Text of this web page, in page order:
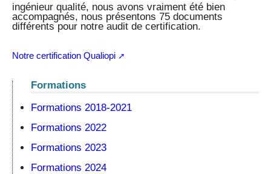
ingénieur qualité, nous avons vraiment été bien
accompagnés, nous présentons 75 documents
différents pour notre audit de certification.
Notre certification Qualiopi
Formations
Formations 2018-2021
Formations 2022
Formations 2023
Formations 2024